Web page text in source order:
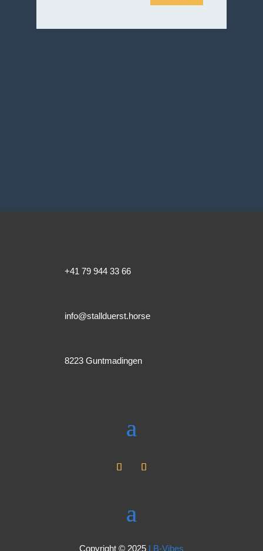
+41 79 944 33 66
info@stallduerst.horse
8223 Guntmadingen
Copyright © 2025 LB-Vibes